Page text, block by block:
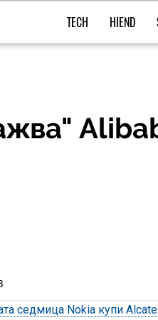
TECH HIEND
седмица Nokia купи